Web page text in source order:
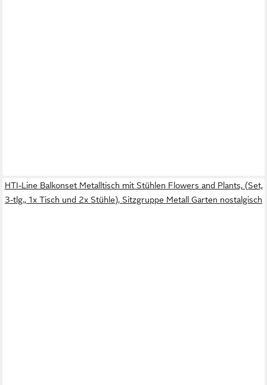
HTI-Line Balkonset Metalltisch mit Stühlen Flowers and Plants, (Set,
3-tlg., 1x Tisch und 2x Stühle), Sitzgruppe Metall Garten nostalgisch